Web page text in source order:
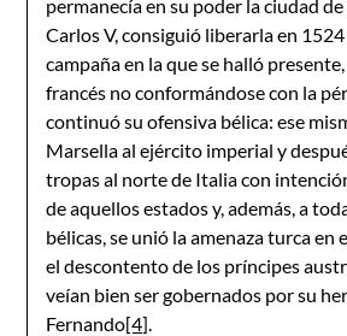
permanecía en su poder la ciudad
Carlos V, consiguió liberarla en
campaña en la que se halló
francés no conformándose con la
continuó su ofensiva bélica: ese
Marsella al ejército imperial y
tropas al norte de Italia con
de aquellos estados y, además, a
bélicas, se unió la amenaza turca
el descontento de los príncipes
veían bien ser gobernados por su
Fernando[4].